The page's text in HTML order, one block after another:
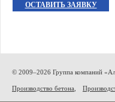
ОСТАВИТЬ ЗАЯВКУ
© 2009–2026 Группа компаний
Производство бетона